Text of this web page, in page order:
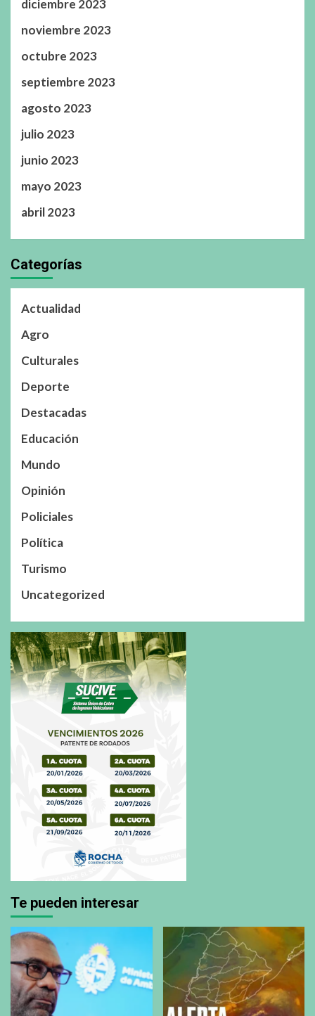
diciembre 2023
noviembre 2023
octubre 2023
septiembre 2023
agosto 2023
julio 2023
junio 2023
mayo 2023
abril 2023
Categorías
Actualidad
Agro
Culturales
Deporte
Destacadas
Educación
Mundo
Opinión
Policiales
Política
Turismo
Uncategorized
Te pueden interesar